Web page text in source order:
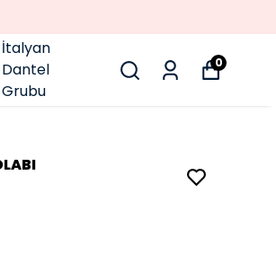
İtalyan
Dantel
Grubu
0